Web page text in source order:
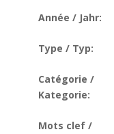
Année / Jahr:
Type / Typ:
Catégorie /
Kategorie:
Mots clef /